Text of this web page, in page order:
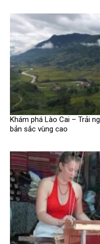
Khám phá Lào Cai – Trải
bản sắc vùng cao